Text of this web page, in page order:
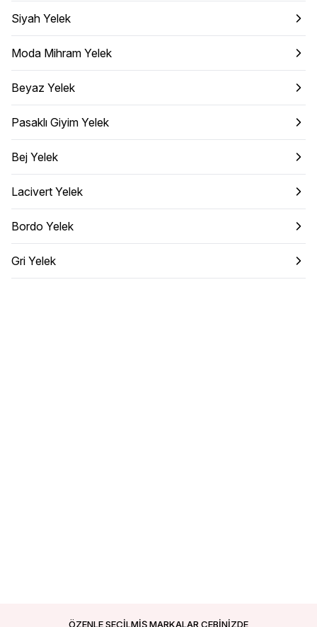
Siyah Yelek
Moda Mihram Yelek
Beyaz Yelek
Pasaklı Giyim Yelek
Bej Yelek
Lacivert Yelek
Bordo Yelek
Gri Yelek
ÖZENLE SEÇİLMİŞ MARKALAR CEBİNİZDE